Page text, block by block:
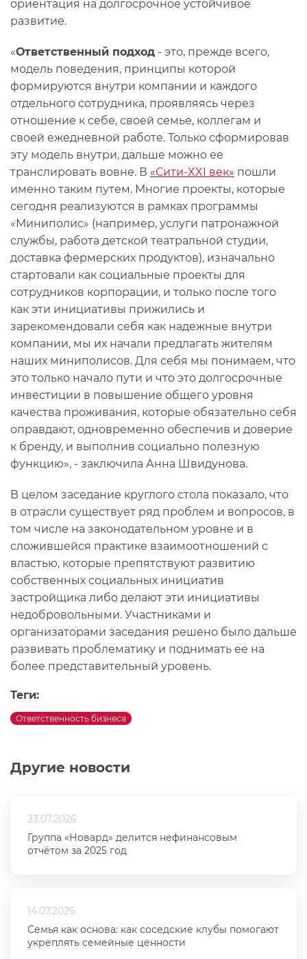
Другие новости
23.07.2026
Группа «Новард» делится нефинансовым
отчётом за 2025 год
14.07.2026
Семья как основа: как соседские клубы помогают
укреплять семейные ценности
ориентация на долгосрочное устойчивое
развитие.
«Ответственный подход - это, прежде всего,
модель поведения, принципы которой
формируются внутри компании и каждого
отдельного сотрудника, проявляясь через
отношение к себе, своей семье, коллегам и
своей ежедневной работе. Только сформировав
эту модель внутри, дальше можно ее
транслировать вовне. В «Сити-XXI век» пошли
именно таким путем. Многие проекты, которые
сегодня реализуются в рамках программы
«Миниполис» (например, услуги патронажной
службы, работа детской театральной студии,
доставка фермерских продуктов), изначально
стартовали как социальные проекты для
сотрудников корпорации, и только после того
как эти инициативы прижились и
зарекомендовали себя как надежные внутри
компании, мы их начали предлагать жителям
наших миниполисов. Для себя мы понимаем, что
это только начало пути и что это долгосрочные
инвестиции в повышение общего уровня
качества проживания, которые обязательно себя
оправдают, одновременно обеспечив и доверие
к бренду, и выполнив социально полезную
функцию», - заключила Анна Швидунова.
В целом заседание круглого стола показало, что
в отрасли существует ряд проблем и вопросов, в
том числе на законодательном уровне и в
сложившейся практике взаимоотношений с
властью, которые препятствуют развитию
собственных социальных инициатив
застройщика либо делают эти инициативы
недобровольными. Участниками и
организаторами заседания решено было дальше
развивать проблематику и поднимать ее на
более представительный уровень.
Теги:
Ответственность бизнеса